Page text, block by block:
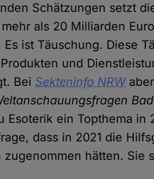
Schätzungen setzt
als 20 Milliarden
ist Täuschung. Diese
und
Bei Sekteninfo NRW
Esoterik ein Topthema in
dass in 2021 die
hätten. Sie